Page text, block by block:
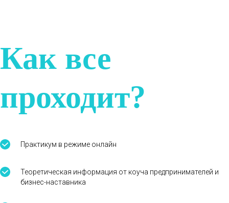
Как все
проходит?
Практикум в режиме онлайн
Теоретическая информация от коуча предпринимателей и
бизнес-наставника